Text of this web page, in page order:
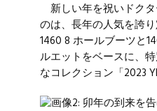
新しい年を祝いドク
のは、長年の人気を誇
1460 8 ホールブーツと
ルエットをベースに、
なコレクション「2023